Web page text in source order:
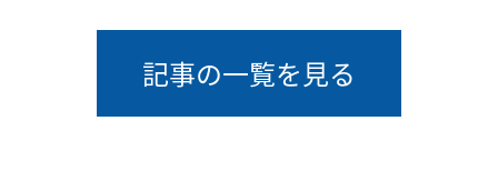
記事の一覧を見る